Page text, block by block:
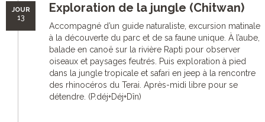
JOUR
13
Exploration de la jungle (Chitwan)
Accompagné d’un guide naturaliste, excursion matinale
à la découverte du parc et de sa faune unique. À l’aube,
balade en canoë sur la rivière Rapti pour observer
oiseaux et paysages feutrés. Puis exploration à pied
dans la jungle tropicale et safari en jeep à la rencontre
des rhinocéros du Terai. Après-midi libre pour se
détendre. (P.déj+Déj+Dîn)